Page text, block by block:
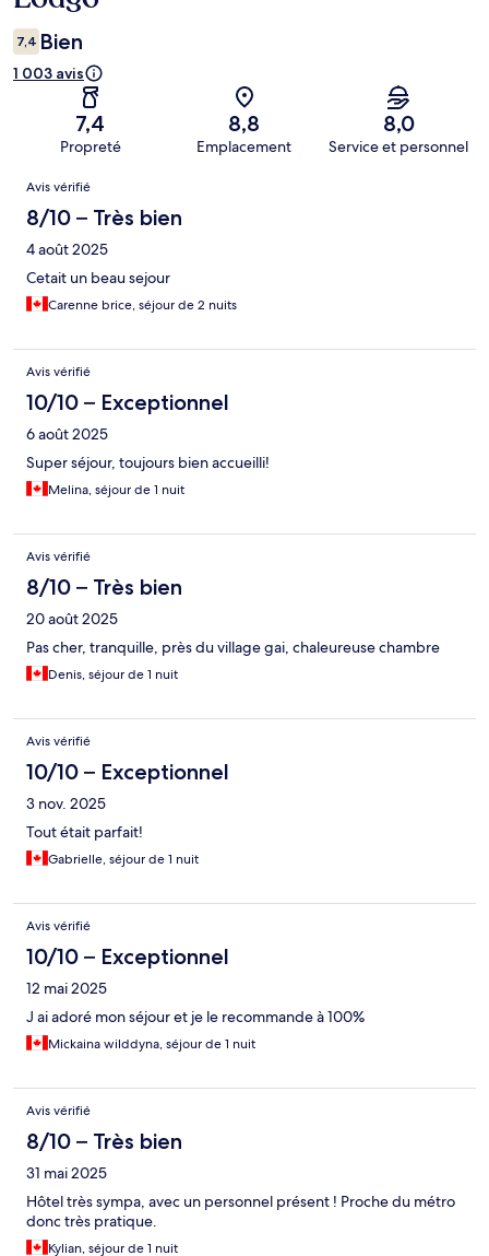
7,4 Bien
1 003 avis
7,4
Propreté
8,8
Emplacement
8,0
Service et personnel
Avis
Avis vérifié
8/10 – Très bien
4 août 2025
Cetait un beau sejour
Carenne brice, séjour de 2 nuits
Avis vérifié
10/10 – Exceptionnel
6 août 2025
Super séjour, toujours bien accueilli!
Melina, séjour de 1 nuit
Avis vérifié
8/10 – Très bien
20 août 2025
Pas cher, tranquille, près du village gai, chaleureuse chambre
Denis, séjour de 1 nuit
Avis vérifié
10/10 – Exceptionnel
3 nov. 2025
Tout était parfait!
Gabrielle, séjour de 1 nuit
Avis vérifié
10/10 – Exceptionnel
12 mai 2025
J ai adoré mon séjour et je le recommande à 100%
Mickaina wilddyna, séjour de 1 nuit
Avis vérifié
8/10 – Très bien
31 mai 2025
Hôtel très sympa, avec un personnel présent ! Proche du métro
donc très pratique.
Kylian, séjour de 1 nuit